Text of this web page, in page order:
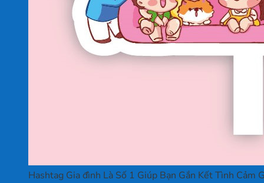
Hashtag Gia đình Là Số 1 Giúp Bạn Gắn Kết Tình Cảm